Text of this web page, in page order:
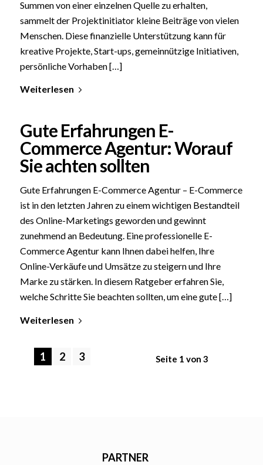
Summen von einer einzelnen Quelle zu erhalten,
sammelt der Projektinitiator kleine Beiträge von vielen
Menschen. Diese finanzielle Unterstützung kann für
kreative Projekte, Start-ups, gemeinnützige Initiativen,
persönliche Vorhaben […]
Weiterlesen
Gute Erfahrungen E-
Commerce Agentur: Worauf
Sie achten sollten
Gute Erfahrungen E-Commerce Agentur – E-Commerce
ist in den letzten Jahren zu einem wichtigen Bestandteil
des Online-Marketings geworden und gewinnt
zunehmend an Bedeutung. Eine professionelle E-
Commerce Agentur kann Ihnen dabei helfen, Ihre
Online-Verkäufe und Umsätze zu steigern und Ihre
Marke zu stärken. In diesem Ratgeber erfahren Sie,
welche Schritte Sie beachten sollten, um eine gute […]
Weiterlesen
Seite 1 von 3
1 2 3
PARTNER